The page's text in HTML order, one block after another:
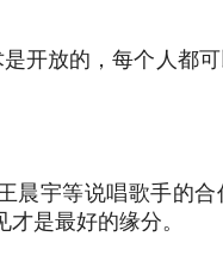
开放的，每个人都
晨宇等说唱歌手的
是最好的缘分。